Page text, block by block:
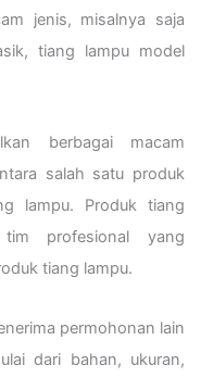
jenis, misalnya saja
tiang lampu model
berbagai macam
salah satu produk
lampu. Produk tiang
profesional yang
tiang lampu.
permohonan lain
dari bahan, ukuran,